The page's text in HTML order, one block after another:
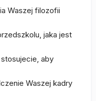
Waszej filozofii
jaka jest
aby
Waszej kadry